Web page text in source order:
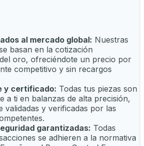
al mercado global: Nuestras
basan en la cotización
oro, ofreciéndote un precio por
competitivo y sin recargos
y certificado: Todas tus piezas son
a ti en balanzas de alta precisión,
validadas y verificadas por las
garantizadas: Todas
se adhieren a la normativa